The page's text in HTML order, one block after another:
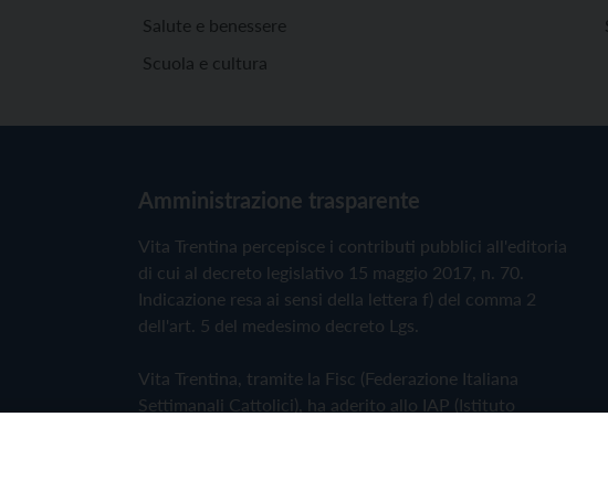
Salute e benessere
Scuola e cultura
Amministrazione trasparente
Vita Trentina percepisce i contributi pubblici all'editoria
di cui al decreto legislativo 15 maggio 2017, n. 70.
Indicazione resa ai sensi della lettera f) del comma 2
dell'art. 5 del medesimo decreto Lgs.
Vita Trentina, tramite la Fisc (Federazione Italiana
Settimanali Cattolici), ha aderito allo IAP (Istituto